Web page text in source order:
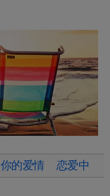
你的爱情 恋爱中